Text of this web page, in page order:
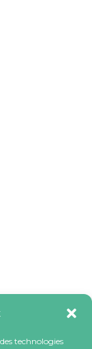
technologies